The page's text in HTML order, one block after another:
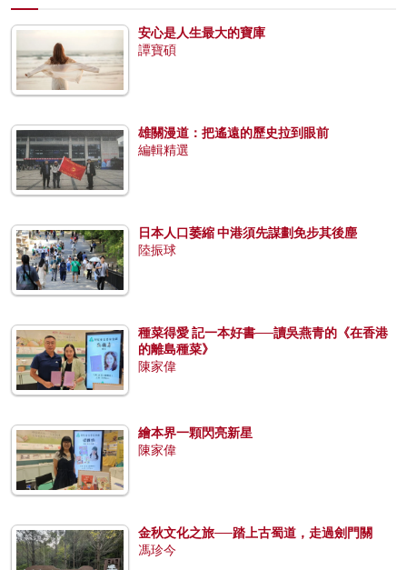
安心是人生最大的寶庫
譚寶碩
雄關漫道：把遙遠的歷史拉到眼前
編輯精選
日本人口萎縮 中港須先謀劃免步其後塵
陸振球
種菜得愛 記一本好書──讀吳燕青的《在香港
的離島種菜》
陳家偉
繪本界一顆閃亮新星
陳家偉
金秋文化之旅──踏上古蜀道，走過劍門關
馮珍今